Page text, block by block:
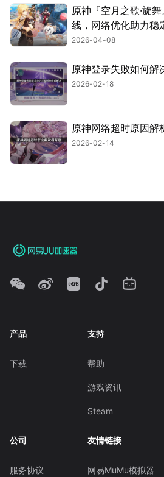
原神『空月之歌·旋
线，网络优化助力稳
2026-04-08
原神登录失败如何解
2026-02-18
原神网络超时原因解
2026-02-14
产品
下载
支持
帮助
游戏资讯
Steam
公司
服务协议
友情链接
网易MuMu模拟器